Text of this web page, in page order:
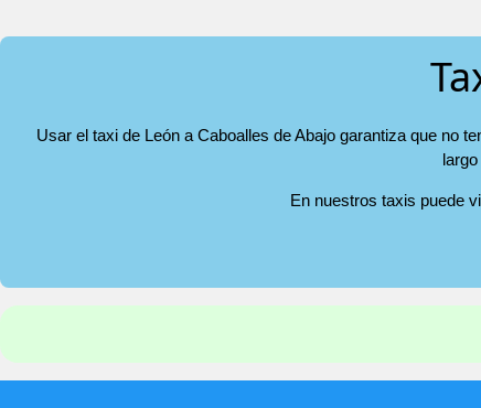
Usar el taxi de León a Caboalles de Abajo garantiza que no
En nuestros taxis puede